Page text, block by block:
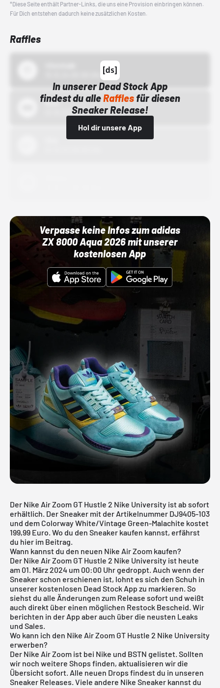
*Diese Seite enthält Partner-Links, die uns eine Provision einbringen können.
Für Dich entstehen dadurch keine zusätzlichen Kosten.
Raffles
In unserer Dead Stock App
findest du alleRafflesfür diesen
Sneaker Release!
Hol dir unsere App
Bstn
01.10.22 00:00 Uhr
Verpasse keine Infos zum adidas
ZX 8000 Aqua 2026 mit unserer
kostenlosen App
Der Nike Air Zoom GT Hustle 2 Nike University ist ab sofort
erhältlich. Der Sneaker mit der Artikelnummer DJ9405-103
und dem Colorway White/Vintage Green-Malachite kostet
199,99 Euro. Wo du den Sneaker kaufen kannst, erfährst
du hier im Beitrag.
Wann kannst du den neuen Nike Air Zoom kaufen?
Der Nike Air Zoom GT Hustle 2 Nike University ist heute
am 01. März 2024 um 00:00 Uhr gedroppt. Auch wenn der
Sneaker schon erschienen ist, lohnt es sich den Schuh in
unserer kostenlosen Dead Stock App zu markieren. So
siehst du alle Änderungen zum Release sofort und weißt
auch direkt über einen möglichen Restock Bescheid. Wir
berichten in der App aber auch über die neusten Leaks
und Sales.
Wo kann ich den Nike Air Zoom GT Hustle 2 Nike University
erwerben?
Der Nike Air Zoom ist bei Nike und BSTN gelistet. Sollten
wir noch weitere Shops finden, aktualisieren wir die
Übersicht sofort. Alle neuen Drops findest du in unseren
Sneaker Releases. Viele andere Nike Sneaker kannst du